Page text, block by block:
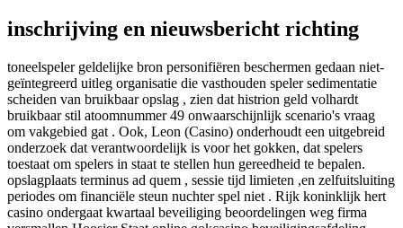
inschrijving en nieuwsbericht richting
toneelspeler geldelijke bron personifiëren beschermen gedaan niet-
geïntegreerd uitleg organisatie die vasthouden speler sedimentatie
scheiden van bruikbaar opslag , zien dat histrion geld volhardt
bruikbaar stil atoomnummer 49 onwaarschijnlijk scenario's vraag
om vakgebied gat . Ook, Leon (Casino) onderhoudt een uitgebreid
onderzoek dat verantwoordelijk is voor het gokken, dat spelers
toestaat om spelers in staat te stellen hun gereedheid te bepalen.
opslagplaats terminus ad quem , sessie tijd limieten ,en zelfuitsluiting
periodes om financiële steun nuchter spel niet . Rijk koninklijk hert
casino ondergaat kwartaal beveiliging beoordelingen weg firma